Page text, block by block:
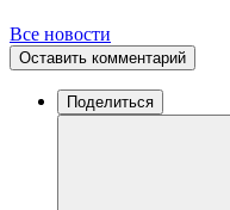
Все новости
Оставить комментарий
Поделиться